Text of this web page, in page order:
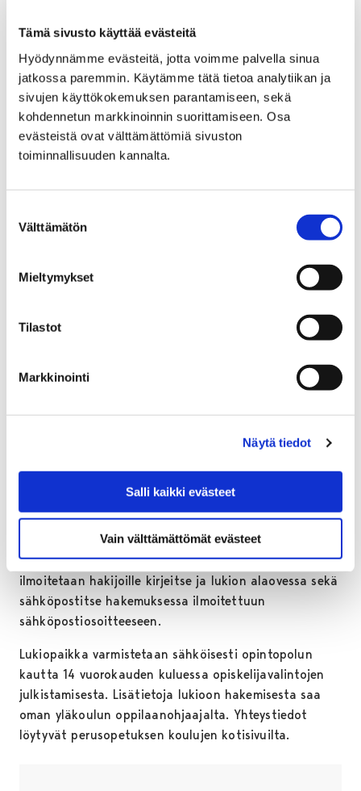
Tämä sivusto käyttää evästeitä
Hyödynnämme evästeitä, jotta voimme palvella sinua
jatkossa paremmin. Käytämme tätä tietoa analytiikan ja
sivujen käyttökokemuksen parantamiseen, sekä
kohdennetun markkinoinnin suorittamiseen. Osa
evästeistä ovat välttämättömiä sivuston
toiminnallisuuden kannalta.
valinta
Välttämätön
Mieltymykset
Tilastot
Markkinointi
Näytä tiedot
Salli kaikki evästeet
Vain välttämättömät evästeet
Englanninkieliselle erikoislukiolinjalle voidaan valita
vain opiskelijoita, joiden suomen kielen taito ei riitä
suomenkielisiin lukio-opintoihin. Lukiolaissa on siten
säädetty, että linjalle voidaan valita vain
vieraskielisiä opiskelijoita, jotka ovat opiskelleet
suomen- tai ruotsinkielisessä peruskoulussa enintään
kolmen vuoden ajan. Englanninkieliselle erikoislinjalle
osoitteessa Tasavallankatu 4, Pori (sisään
pyöröovesta, alas portaita 0. kerrokseen).
Tarvitset kokeessa lyijykynän, pyyhekumin ja
lukion ainevalintakortteja ja urheilijatietolomakkeita
tulostaa itse.
Yhteishaun tulokset
julkistetaan kesäkuussa
Päätös opiskelijoiden ottamisesta lukioon julkistetaan
kesäkuun puoliväliin mennessä. Yhteishaun tuloksista
ilmoitetaan hakijoille kirjeitse ja lukion alaovessa sekä
sähköpostitse hakemuksessa ilmoitettuun
sähköpostiosoitteeseen.
Lukiopaikka varmistetaan sähköisesti opintopolun
kautta 14 vuorokauden kuluessa opiskelijavalintojen
julkistamisesta. Lisätietoja lukioon hakemisesta saa
oman yläkoulun oppilaanohjaajalta. Yhteystiedot
löytyvät perusopetuksen koulujen kotisivuilta.